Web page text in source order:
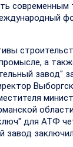
а
завод"
для АТФ
завод